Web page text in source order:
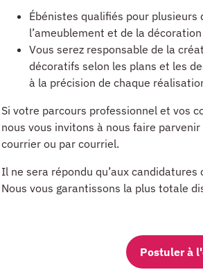
Ébénistes qualifiés pour
l’ameublement et de la
Vous serez responsable de la
décoratifs selon les plans et les
à la précision de chaque
Si votre parcours professionnel et vos
nous vous invitons à nous faire
courrier ou par courriel.
Il ne sera répondu qu’aux
Nous vous garantissons la plus totale
Postuler à